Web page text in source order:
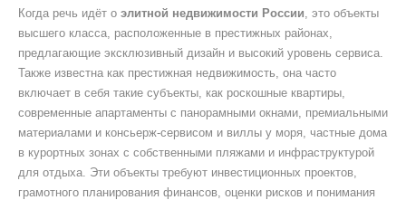
Когда речь идёт о элитной недвижимости России, это объекты
высшего класса, расположенные в престижных районах,
предлагающие эксклюзивный дизайн и высокий уровень сервиса.
Также известна как престижная недвижимость, она часто
включает в себя такие субъекты, как роскошные квартиры,
современные апартаменты с панорамными окнами, премиальными
материалами и консьерж‑сервисом и виллы у моря, частные дома
в курортных зонах с собственными пляжами и инфраструктурой
для отдыха. Эти объекты требуют инвестиционных проектов,
грамотного планирования финансов, оценки рисков и понимания